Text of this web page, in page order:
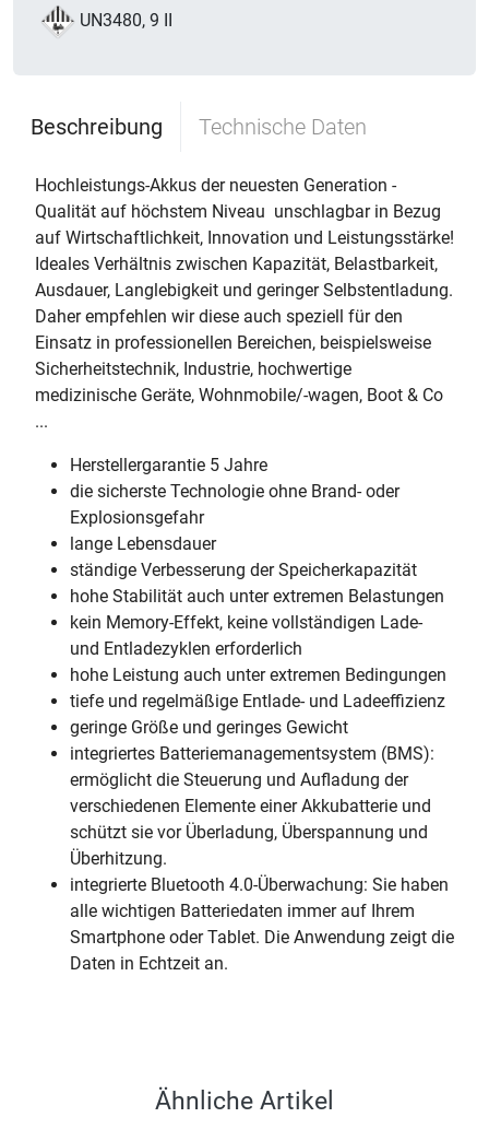
UN3480, 9 II
Beschreibung Technische Daten
Hochleistungs-Akkus der neuesten Generation -
Qualität auf höchstem Niveau  unschlagbar in Bezug
auf Wirtschaftlichkeit, Innovation und Leistungsstärke!
Ideales Verhältnis zwischen Kapazität, Belastbarkeit,
Ausdauer, Langlebigkeit und geringer Selbstentladung.
Daher empfehlen wir diese auch speziell für den
Einsatz in professionellen Bereichen, beispielsweise
Sicherheitstechnik, Industrie, hochwertige
medizinische Geräte, Wohnmobile/-wagen, Boot & Co
...
Herstellergarantie 5 Jahre
die sicherste Technologie ohne Brand- oder
Explosionsgefahr
lange Lebensdauer
ständige Verbesserung der Speicherkapazität
hohe Stabilität auch unter extremen Belastungen
kein Memory-Effekt, keine vollständigen Lade-
und Entladezyklen erforderlich
hohe Leistung auch unter extremen Bedingungen
tiefe und regelmäßige Entlade- und Ladeeffizienz
geringe Größe und geringes Gewicht
integriertes Batteriemanagementsystem (BMS):
ermöglicht die Steuerung und Aufladung der
verschiedenen Elemente einer Akkubatterie und
schützt sie vor Überladung, Überspannung und
Überhitzung.
integrierte Bluetooth 4.0-Überwachung: Sie haben
alle wichtigen Batteriedaten immer auf Ihrem
Smartphone oder Tablet. Die Anwendung zeigt die
Daten in Echtzeit an.
Ähnliche Artikel